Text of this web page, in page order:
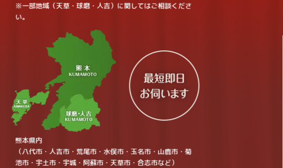
※一部地域（天草・球磨・人吉）に関してはご相談くださ
い。
熊本県内
（八代市・人吉市・荒尾市・水俣市・玉名市・山鹿市・菊
池市・宇土市・宇城・阿蘇市・天草市・合志市など）